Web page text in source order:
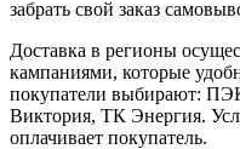
забрать свой заказ
Доставка в регионы
кампаниями, которые
покупатели выбирают:
Виктория, ТК Энергия.
оплачивает покупатель.